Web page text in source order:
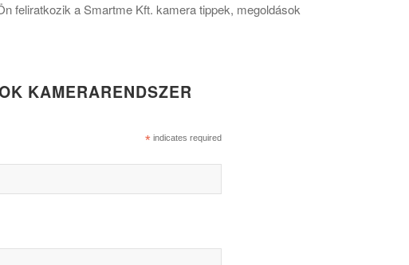
feliratkozik a Smartme Kft. kamera tippek, megoldások
KAMERARENDSZER
*indicates required